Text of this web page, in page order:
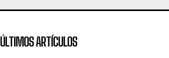
ÚLTIMOS ARTÍCULOS